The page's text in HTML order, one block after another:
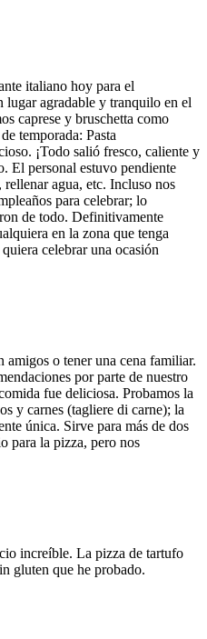
italiano hoy para el
lugar agradable y tranquilo en el
caprese y bruschetta como
temporada: Pasta
¡Todo salió fresco, caliente y
El personal estuvo pendiente
rellenar agua, etc. Incluso nos
para celebrar; lo
de todo. Definitivamente
en la zona que tenga
celebrar una ocasión
o tener una cena familiar.
por parte de nuestro
fue deliciosa. Probamos la
y carnes (tagliere di carne); la
única. Sirve para más de dos
para la pizza, pero nos
increíble. La pizza de tartufo
gluten que he probado.